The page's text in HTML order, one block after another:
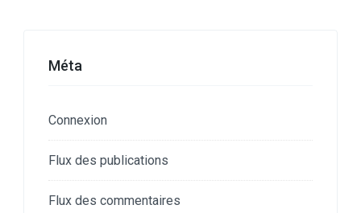
Méta
Connexion
Flux des publications
Flux des commentaires